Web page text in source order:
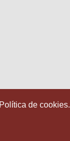
de cookies.